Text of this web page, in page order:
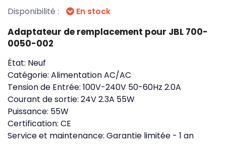
Disponibilité : En stock
Adaptateur de remplacement pour JBL 700-
0050-002
État: Neuf
Catégorie: Alimentation AC/AC
Tension de Entrée: 100V-240V 50-60Hz 2.0A
Courant de sortie: 24V 2.3A 55W
Puissance: 55W
Certification: CE
Service et maintenance: Garantie limitée - 1 an